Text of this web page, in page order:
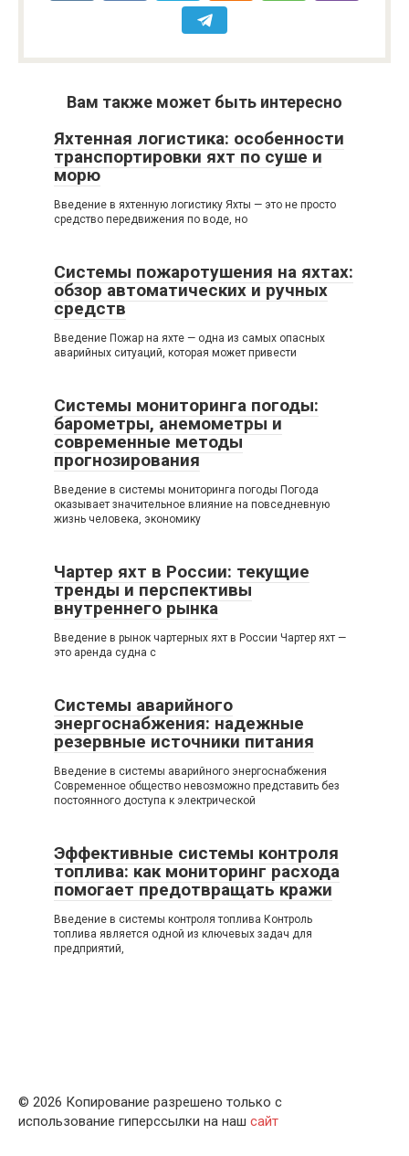
Вам также может быть интересно
Яхтенная логистика: особенности
транспортировки яхт по суше и
морю
Введение в яхтенную логистику Яхты — это не просто
средство передвижения по воде, но
Системы пожаротушения на яхтах:
обзор автоматических и ручных
средств
Введение Пожар на яхте — одна из самых опасных
аварийных ситуаций, которая может привести
Системы мониторинга погоды:
барометры, анемометры и
современные методы
прогнозирования
Введение в системы мониторинга погоды Погода
оказывает значительное влияние на повседневную
жизнь человека, экономику
Чартер яхт в России: текущие
тренды и перспективы
внутреннего рынка
Введение в рынок чартерных яхт в России Чартер яхт —
это аренда судна с
Системы аварийного
энергоснабжения: надежные
резервные источники питания
Введение в системы аварийного энергоснабжения
Современное общество невозможно представить без
постоянного доступа к электрической
Эффективные системы контроля
топлива: как мониторинг расхода
помогает предотвращать кражи
Введение в системы контроля топлива Контроль
топлива является одной из ключевых задач для
предприятий,
© 2026 Копирование разрешено только с
использование гиперссылки на наш сайт